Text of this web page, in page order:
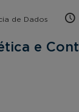
de Dados
e